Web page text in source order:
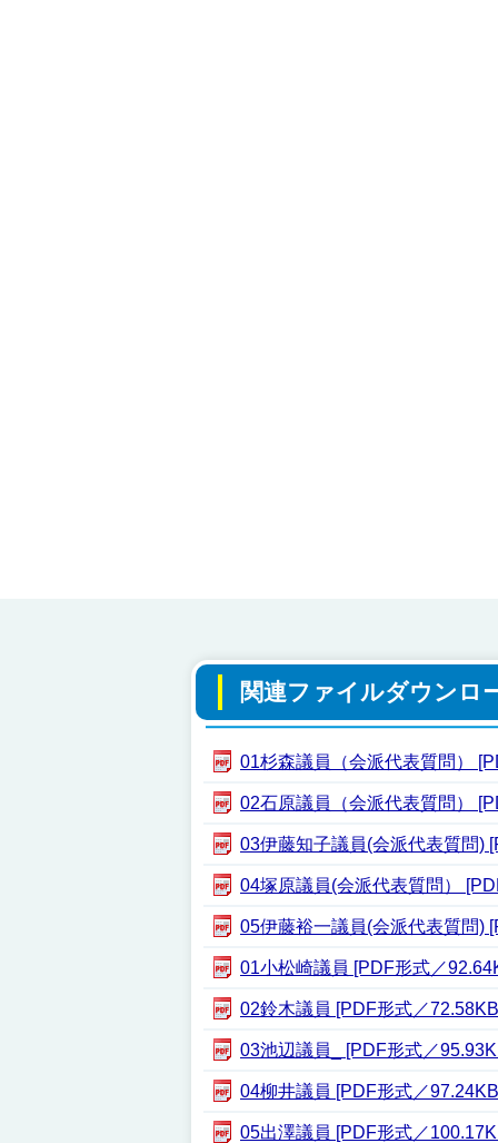
関連ファイルダウンロ
01杉森議員（会派代表質問）
02石原議員（会派代表質問）
03伊藤知子議員(会派代表質問)
04塚原議員(会派代表質問）
05伊藤裕一議員(会派代表質問)
01小松崎議員 [PDF形式／
02鈴木議員 [PDF形式／
03池辺議員_ [PDF形式／
04柳井議員 [PDF形式／
05出澤議員 [PDF形式／